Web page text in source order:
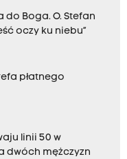
do Boga. O. Stefan
oczy ku niebu”
płatnego
linii 50 w
dwóch mężczyzn